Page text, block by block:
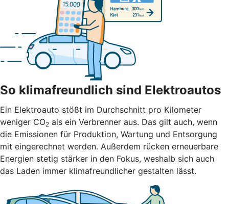
So klimafreundlich sind Elektroautos
Ein Elektroauto stößt im Durchschnitt pro Kilometer
weniger CO2 als ein Verbrenner aus. Das gilt auch, wenn
die Emissionen für Produktion, Wartung und Entsorgung
mit eingerechnet werden. Außerdem rücken erneuerbare
Energien stetig stärker in den Fokus, weshalb sich auch
das Laden immer klimafreundlicher gestalten lässt.